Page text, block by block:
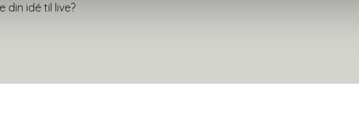
din idé til live?